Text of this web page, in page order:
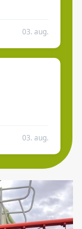
03. aug.
03. aug.